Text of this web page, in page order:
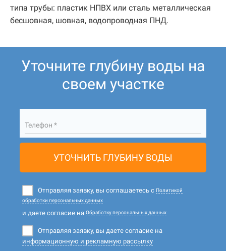
типа трубы: пластик НПВХ или сталь металлическая
бесшовная, шовная, водопроводная ПНД.
Уточните глубину воды на
своем участке
Телефон *
УТОЧНИТЬ ГЛУБИНУ ВОДЫ
Отправляя заявку, вы соглашаетесь с Политикой
обработки персональных данных
и даете согласие на Обработку персональных данных
Отправляя заявку, вы даете согласие на
информационную и рекламную рассылку